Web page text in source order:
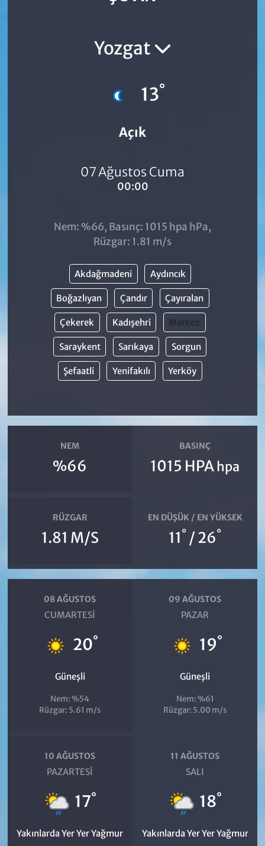
Yozgat
13°
Açık
07 Ağustos Cuma
00:00
Nem: %66, Basınç: 1015 hpa hPa,
Rüzgar: 1.81 m/s
Akdağmadeni Aydıncık
Boğazlıyan Çandır Çayıralan
Çekerek Kadışehri Merkez
Saraykent Sarıkaya Sorgun
Şefaatli Yenifakılı Yerköy
NEM
%66
BASINÇ
1015 HPA hpa
RÜZGAR
1.81 M/S
EN DÜŞÜK / EN YÜKSEK
11° / 26°
08 AĞUSTOS
CUMARTESI
20°
Güneşli
Nem: %54
Rüzgar: 5.61 m/s
09 AĞUSTOS
PAZAR
19°
Güneşli
Nem: %61
Rüzgar: 5.00 m/s
10 AĞUSTOS
PAZARTESI
17°
Yakınlarda Yer Yer Yağmur
11 AĞUSTOS
SALI
18°
Yakınlarda Yer Yer Yağmur